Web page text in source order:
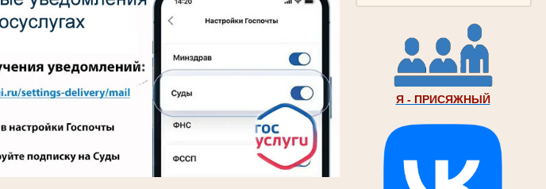
Я - ПРИСЯЖНЫЙ